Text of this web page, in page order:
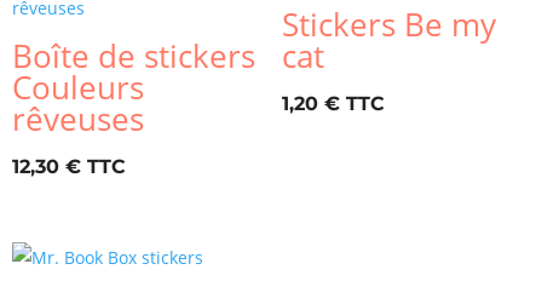
Boîte de stickers
Couleurs
rêveuses
12,30 €
Stickers Be my
cat
1,20 €